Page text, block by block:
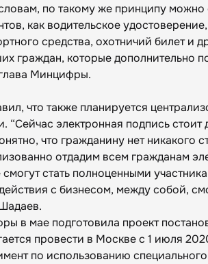
по такому же принципу
как водительское
средства, охотничий билет и
граждан, которые дополнительно
Минцифры.
что также планируется
“Сейчас электронная подпись стоит
что гражданину нет никакого
отдадим всем гражданам
стать полноценными
с бизнесом, между собой,
в мае подготовила проект
провести в Москве с 1 июля
по использованию